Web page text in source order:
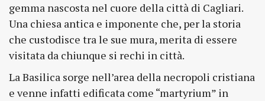
gemma nascosta nel cuore della città di Cagliari.
Una chiesa antica e imponente che, per la storia
che custodisce tra le sue mura, merita di essere
visitata da chiunque si rechi in città.
La Basilica sorge nell’area della necropoli cristiana
e venne infatti edificata come “martyrium” in